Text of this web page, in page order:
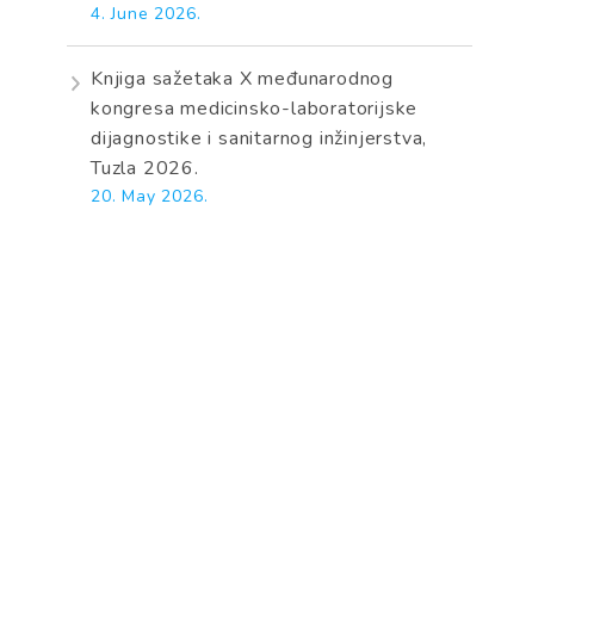
4. June 2026.
Knjiga sažetaka X međunarodnog
kongresa medicinsko-laboratorijske
dijagnostike i sanitarnog inžinjerstva,
Tuzla 2026.
20. May 2026.